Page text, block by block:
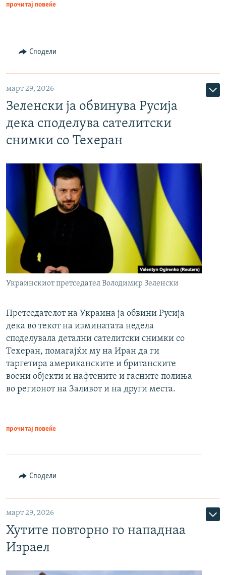
прочитај повеќе
Сподели
март 29, 2026
Зеленски ја обвинува Русија
дека споделува сателитски
снимки со Техеран
Украинскиот претседател Володимир Зеленски
Претседателот на Украина ја обвини Русија
дека во текот на изминатата недела
споделувала детални сателитски снимки со
Техеран, помагајќи му на Иран да ги
таргетира американските и британските
воени објекти и нафтените и гасните полиња
во регионот на Заливот и на други места.
прочитај повеќе
Сподели
март 29, 2026
Хутите повторно го нападнаа
Израел